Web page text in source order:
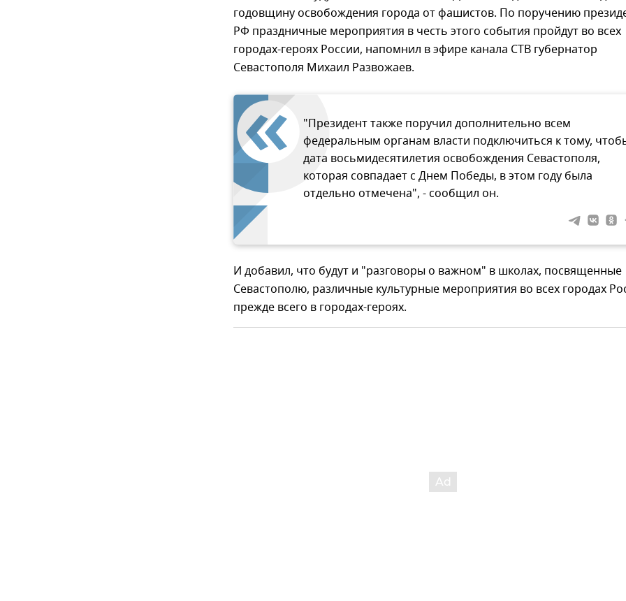
годовщину освобождения города от фашистов. По поручению
РФ праздничные мероприятия в честь этого события пройдут во всех
городах-героях России, напомнил в эфире канала СТВ губернатор
Севастополя Михаил Развожаев.
"Президент также поручил дополнительно всем
федеральным органам власти подключиться к тому,
дата восьмидесятилетия освобождения Севастополя,
которая совпадает с Днем Победы, в этом году была
отдельно отмечена", - сообщил он.
И добавил, что будут и "разговоры о важном" в школах, посвященные
Севастополю, различные культурные мероприятия во всех городах
прежде всего в городах-героях.